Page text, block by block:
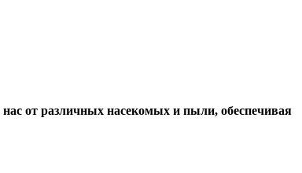
от различных насекомых и пыли, обеспечивая